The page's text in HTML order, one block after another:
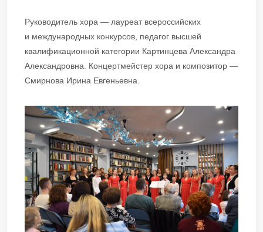
Руководитель хора — лауреат всероссийских
и международных конкурсов, педагог высшей
квалификационной категории Картинцева Александра
Александровна. Концертмейстер хора и композитор —
Смирнова Ирина Евгеньевна.